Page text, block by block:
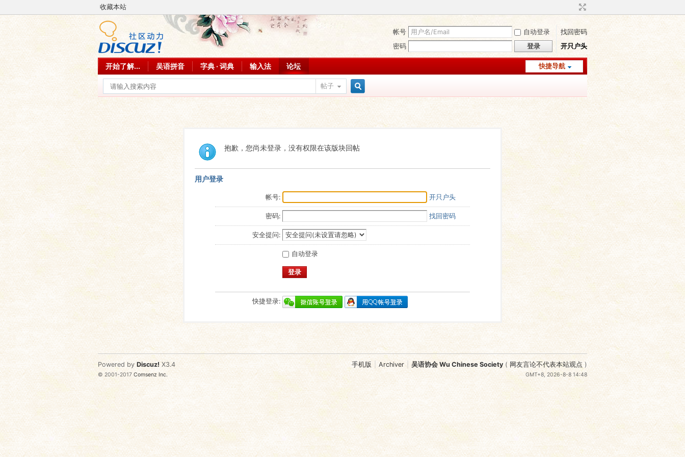
收藏本站
帐号 自动登录
找回密码
密码
登录 开只户头
快捷导航
开始了解... 吴语拼音 字典 · 词典 输入法 论坛
帖子
索
抱歉，您尚未登录，没有权限在该版块回帖
用户登录
帐号: 开只户头
密码: 找回密码
安全提问:
自动登录
登录
快捷登录:
手机版 Archiver 吴语协会 Wu Chinese Society ( 网友言论不代表本站观点 )
GMT+8, 2026-8-8 14:48
Powered by Discuz! X3.4
© 2001-2017Comsenz Inc.